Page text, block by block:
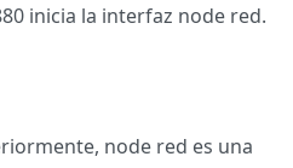
inicia la interfaz node red.
node red es una